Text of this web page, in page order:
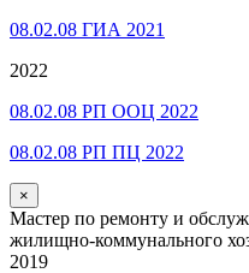
08.02.08 ГИА 2021
2022
08.02.08 РП ООЦ 2022
08.02.08 РП ПЦ 2022
×
Мастер по ремонту и
жилищно-коммунального
2019